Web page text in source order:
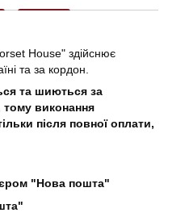
House" здійснює
та за кордон.
та шиються за
тому виконання
після повної оплати,
"Нова пошта"